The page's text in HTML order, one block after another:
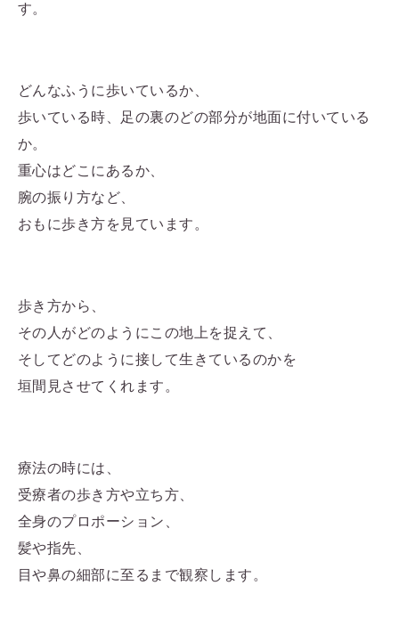
す。
どんなふうに歩いているか、
歩いている時、足の裏のどの部分が地面に付いている
か。
重心はどこにあるか、
腕の振り方など、
おもに歩き方を見ています。
歩き方から、
その人がどのようにこの地上を捉えて、
そしてどのように接して生きているのかを
垣間見させてくれます。
療法の時には、
受療者の歩き方や立ち方、
全身のプロポーション、
髪や指先、
目や鼻の細部に至るまで観察します。